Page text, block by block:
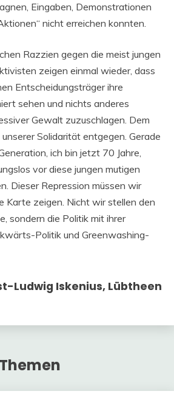
Eingaben, Demonstrationen
nicht erreichen konnten.
Razzien gegen die meist jungen
zeigen einmal wieder, dass
Entscheidungsträger ihre
sehen und nichts anderes
Gewalt zuzuschlagen. Dem
Solidarität entgegen. Gerade
ich bin jetzt 70 Jahre,
vor diese jungen mutigen
Dieser Repression müssen wir
Karte zeigen. Nicht wir stellen den
sondern die Politik mit ihrer
Politik und Greenwashing-
Ludwig Iskenius, Lübtheen